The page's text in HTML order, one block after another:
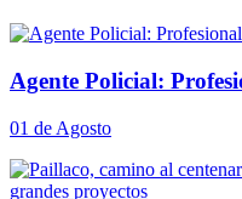
Agente Policial:
01 de Agosto